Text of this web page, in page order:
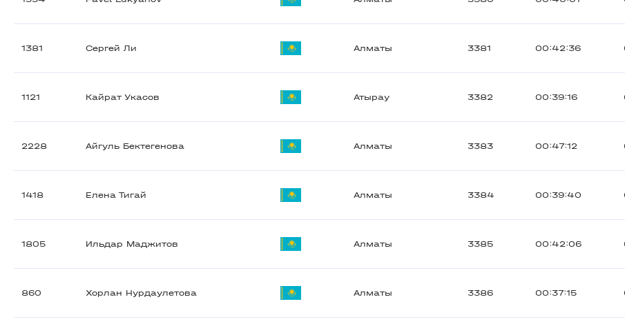
1381 Сергей Ли Алматы 3381 00:42:36
1121 Кайрат Укасов Атырау 3382 00:39:16
2228 Айгуль Бектегенова Алматы 3383 00:47:12
1418 Елена Тигай Алматы 3384 00:39:40
1805 Ильдар Маджитов Алматы 3385 00:42:06
860 Хорлан Нурдаулетова Алматы 3386 00:37:15